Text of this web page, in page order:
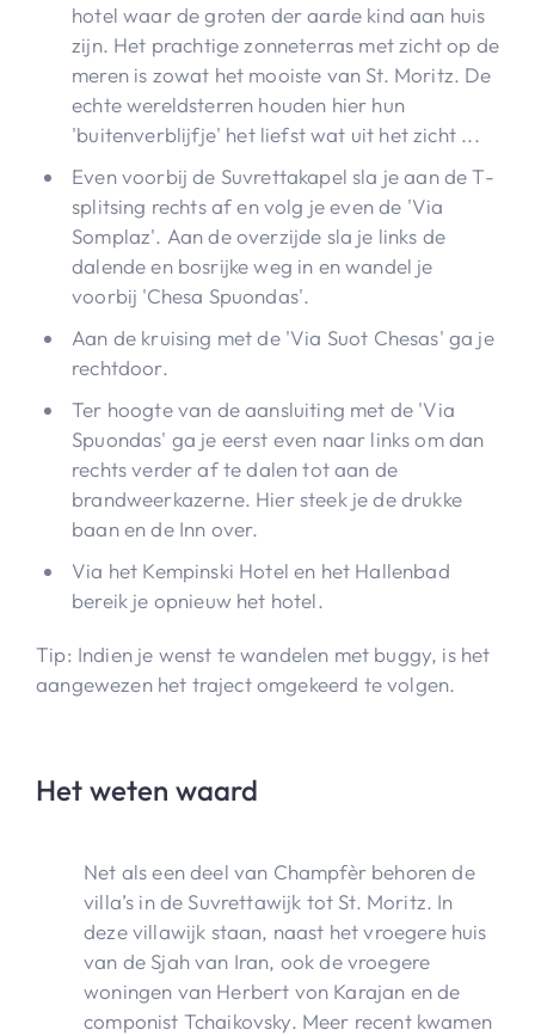
hotel waar de groten der aarde kind aan huis
zijn. Het prachtige zonneterras met zicht op de
meren is zowat het mooiste van St. Moritz. De
echte wereldsterren houden hier hun
'buitenverblijfje' het liefst wat uit het zicht ...
Even voorbij de Suvrettakapel sla je aan de T-
splitsing rechts af en volg je even de 'Via
Somplaz'. Aan de overzijde sla je links de
dalende en bosrijke weg in en wandel je
voorbij 'Chesa Spuondas'.
Aan de kruising met de 'Via Suot Chesas' ga je
rechtdoor.
Ter hoogte van de aansluiting met de 'Via
Spuondas' ga je eerst even naar links om dan
rechts verder af te dalen tot aan de
brandweerkazerne. Hier steek je de drukke
baan en de Inn over.
Via het Kempinski Hotel en het Hallenbad
bereik je opnieuw het hotel.
Tip: Indien je wenst te wandelen met buggy, is het
aangewezen het traject omgekeerd te volgen.
Het weten waard
Net als een deel van Champfèr behoren de
villa’s in de Suvrettawijk tot St. Moritz. In
deze villawijk staan, naast het vroegere huis
van de Sjah van Iran, ook de vroegere
woningen van Herbert von Karajan en de
componist Tchaikovsky. Meer recent kwamen